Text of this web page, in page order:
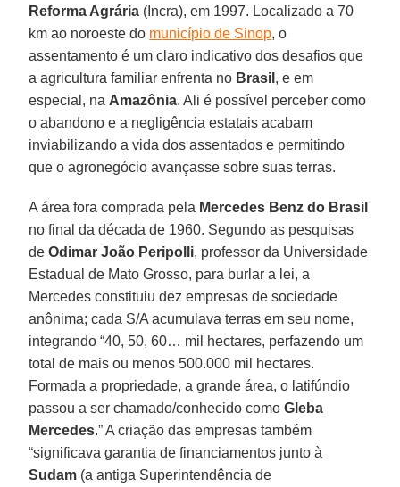
Reforma Agrária (Incra), em 1997. Localizado a 70
km ao noroeste do município de Sinop, o
assentamento é um claro indicativo dos desafios que
a agricultura familiar enfrenta no Brasil , e em
especial, na Amazônia. Ali é possível perceber como
o abandono e a negligência estatais acabam
inviabilizando a vida dos assentados e permitindo
que o agronegócio avançasse sobre suas terras.
A área fora comprada pela Mercedes Benz do Brasil
no final da década de 1960. Segundo as pesquisas
deOdimar João Peripolli, professor da Universidade
Estadual de Mato Grosso, para burlar a lei, a
Mercedes constituiu dez empresas de sociedade
anônima; cada S/A acumulava terras em seu nome,
integrando “40, 50, 60… mil hectares, perfazendo um
total de mais ou menos 500.000 mil hectares.
Formada a propriedade, a grande área, o latifúndio
passou a ser chamado/conhecido comoGleba
Mercedes.” A criação das empresas também
“significava garantia de financiamentos junto à
Sudam (a antiga Superintendência de